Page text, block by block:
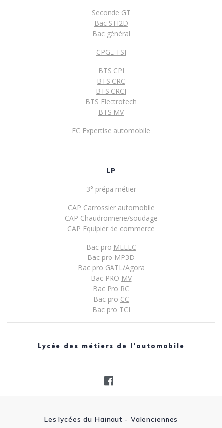
Seconde GT
Bac STI2D
Bac général
CPGE TSI
BTS CPI
BTS CRC
BTS CRCI
BTS Electrotech
BTS MV
FC Expertise automobile
LP
3° prépa métier
CAP Carrossier automobile
CAP Chaudronnerie/soudage
CAP Equipier de commerce
Bac pro MELEC
Bac pro MP3D
Bac pro GATL/Agora
Bac PRO MV
Bac Pro RC
Bac pro CC
Bac pro TCI
Lycée des métiers de l’automobile
Les lycées du Hainaut - Valenciennes